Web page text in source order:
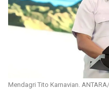
Mendagri Tito Karnavian.